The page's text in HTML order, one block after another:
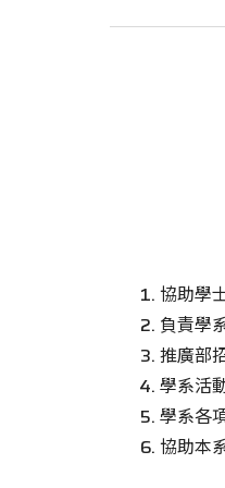
協助學
負責學
推廣部
學系活
學系各
協助本